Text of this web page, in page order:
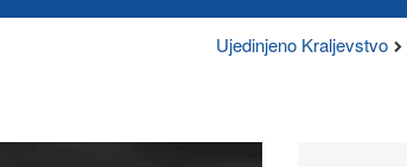
Ujedinjeno Kraljevstvo